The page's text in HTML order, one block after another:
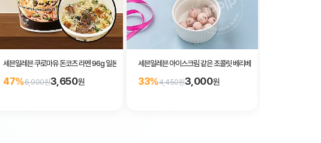
자 55g
세븐일레븐 쿠로마유 돈코츠 라멘 96g 일본 컵라면
47%6,900원3,650원
세븐일레븐 아이스크림 같은 초콜릿 베리베리 30g
33%4,450원3,000원